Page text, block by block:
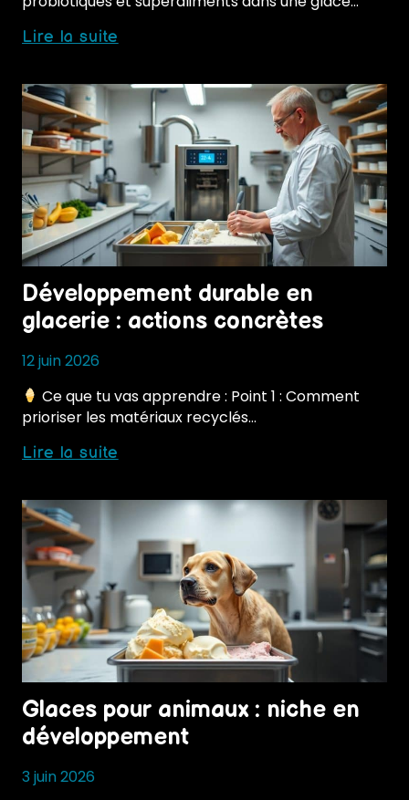
Lire la suite
probiotiques
et
superaliments
Développement durable en
glacerie : actions concrètes
12 juin 2026
Ce que tu vas apprendre : Point 1 : Comment
prioriser les matériaux recyclés…
Lire la suite
glacerie
:
actions
concrètes
Glaces pour animaux : niche en
développement
3 juin 2026